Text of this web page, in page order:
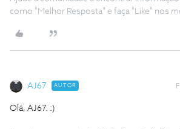
como "Melhor Resposta" e faça "Like" nos
AJ67 AUTOR
Olá, AJ67. :)